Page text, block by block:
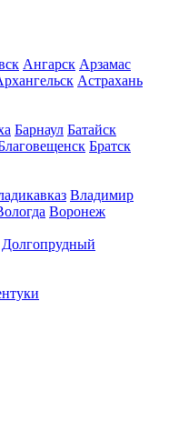
Ангарск Арзамас
Астрахань
Барнаул Батайск
Братск
Владимир
Воронеж
Долгопрудный